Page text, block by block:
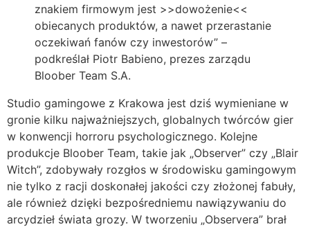
znakiem firmowym jest >>dowożenie<<
obiecanych produktów, a nawet przerastanie
oczekiwań fanów czy inwestorów” –
podkreślał Piotr Babieno, prezes zarządu
Bloober Team S.A.
Studio gamingowe z Krakowa jest dziś wymieniane w
gronie kilku najważniejszych, globalnych twórców gier
w konwencji horroru psychologicznego. Kolejne
produkcje Bloober Team, takie jak „Observer” czy „Blair
Witch”, zdobywały rozgłos w środowisku gamingowym
nie tylko z racji doskonałej jakości czy złożonej fabuły,
ale również dzięki bezpośredniemu nawiązywaniu do
arcydzieł świata grozy. W tworzeniu „Observera” brał